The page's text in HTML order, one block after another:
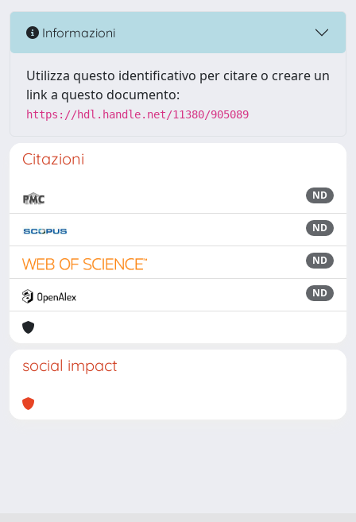
Informazioni
Utilizza questo identificativo per citare o creare un
link a questo documento:
https://hdl.handle.net/11380/905089
Citazioni
ND
ND
ND
ND
social impact